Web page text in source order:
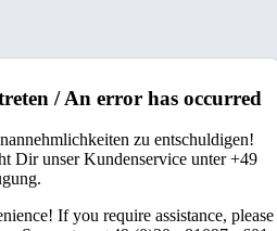
/ An error has occurred
zu entschuldigen!
Dir unser Kundenservice unter +49
If you require assistance, please